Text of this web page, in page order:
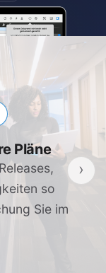
Pläne
so
Sie im
›